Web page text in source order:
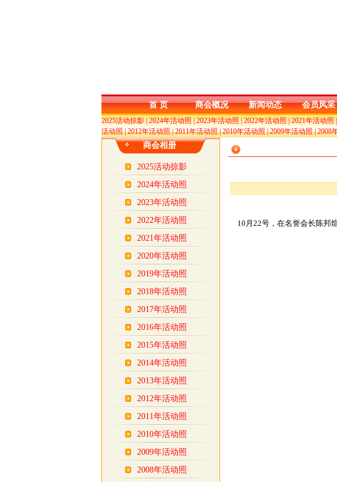
首 页 商会概况 新闻动态 会员风采
2025活动掠影|2024年活动照|2023年活动照|2022年活动照|2021年活动照
活动照|2012年活动照|2011年活动照|2010年活动照|2009年活动照|2008
商会相册
2025活动掠影
2024年活动照
2023年活动照
2022年活动照
2021年活动照
2020年活动照
2019年活动照
2018年活动照
2017年活动照
2016年活动照
2015年活动照
2014年活动照
2013年活动照
2012年活动照
2011年活动照
2010年活动照
2009年活动照
2008年活动照
10月22号，在名誉会长陈邦